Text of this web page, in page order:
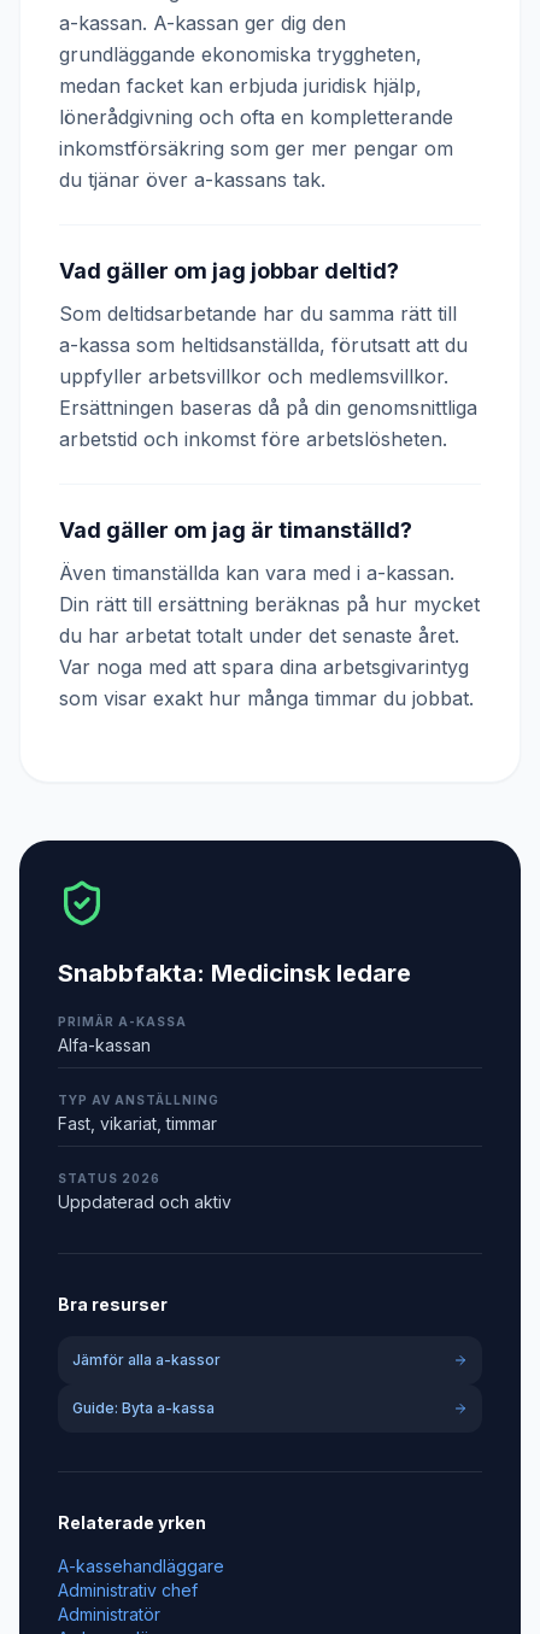
a-kassan. A-kassan ger dig den
grundläggande ekonomiska tryggheten,
medan facket kan erbjuda juridisk hjälp,
lönerådgivning och ofta en kompletterande
inkomstförsäkring som ger mer pengar om
du tjänar över a-kassans tak.
Vad gäller om jag jobbar deltid?
Som deltidsarbetande har du samma rätt till
a-kassa som heltidsanställda, förutsatt att du
uppfyller arbetsvillkor och medlemsvillkor.
Ersättningen baseras då på din genomsnittliga
arbetstid och inkomst före arbetslösheten.
Vad gäller om jag är timanställd?
Även timanställda kan vara med i a-kassan.
Din rätt till ersättning beräknas på hur mycket
du har arbetat totalt under det senaste året.
Var noga med att spara dina arbetsgivarintyg
som visar exakt hur många timmar du jobbat.
Snabbfakta: Medicinsk ledare
PRIMÄR A-KASSA
Alfa-kassan
TYP AV ANSTÄLLNING
Fast, vikariat, timmar
STATUS 2026
Uppdaterad och aktiv
Bra resurser
Jämför alla a-kassor
Guide: Byta a-kassa
Relaterade yrken
A-kassehandläggare
Administrativ chef
Administratör